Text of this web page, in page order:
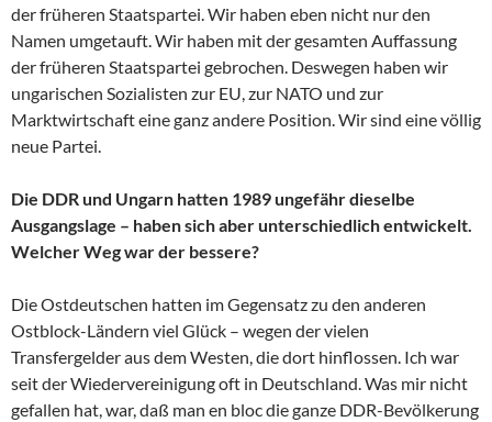
der früheren Staatspartei. Wir haben eben nicht nur den
Namen umgetauft. Wir haben mit der gesamten Auffassung
der früheren Staatspartei gebrochen. Deswegen haben wir
ungarischen Sozialisten zur EU, zur NATO und zur
Marktwirtschaft eine ganz andere Position. Wir sind eine völlig
neue Partei.
Die DDR und Ungarn hatten 1989 ungefähr dieselbe
Ausgangslage – haben sich aber unterschiedlich entwickelt.
Welcher Weg war der bessere?
Die Ostdeutschen hatten im Gegensatz zu den anderen
Ostblock-Ländern viel Glück – wegen der vielen
Transfergelder aus dem Westen, die dort hinflossen. Ich war
seit der Wiedervereinigung oft in Deutschland. Was mir nicht
gefallen hat, war, daß man en bloc die ganze DDR-Bevölkerung